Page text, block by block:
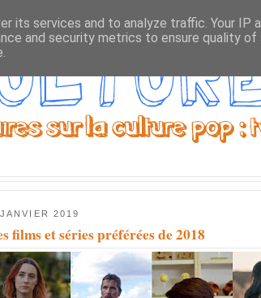
2019
films et séries préférées de 2018
its services and to analyze traffic. Your IP
and security metrics to ensure quality of